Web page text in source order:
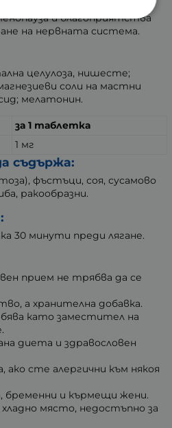
психо-вегетативните
и благоприятства
на нервната система.
целулоза, нишесте;
соли на мастни
мелатонин.
за 1 таблетка
1 мг
съдържа:
фъстъци, соя, сусамово
ракообразни.
30 минути преди лягане.
прием не трябва да се
а хранителна добавка.
като заместител на
диета и здравословен
сте алергични към някоя
бременни и кърмещи жени.
хладно място, недостъпно за